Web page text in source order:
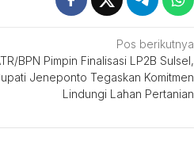
Pos berikutnya
BPN Pimpin Finalisasi LP2B Sulsel,
Jeneponto Tegaskan Komitmen
Lindungi Lahan Pertanian